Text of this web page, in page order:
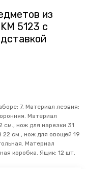
из
5123 с
7. Материал лезвия:
Материал
см., нож для нарезки 31
см., нож для овощей 19
Материал
коробка. Ящик: 12 шт.